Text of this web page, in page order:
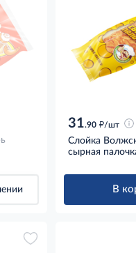
31.90 д/шт
Слойка
сырная
В